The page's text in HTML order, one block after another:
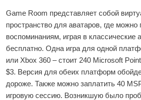
Game Room представляет собой
пространство для аватаров, где
воспоминаниям, играя в классические
бесплатно. Одна игра для одной
или Xbox 360 – стоит 240 Microsoft
$3. Версия для обеих платформ
дороже. Также можно заплатить 40
игровую сессию. Возникшую было